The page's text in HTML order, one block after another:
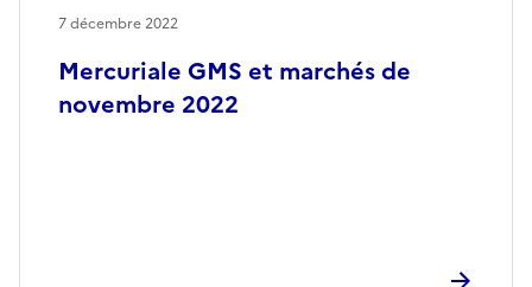
Mercuriale GMS et marchés de
novembre 2022
7 décembre 2022